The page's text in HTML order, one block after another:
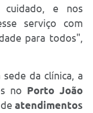
cuidado, e nos
serviço com
para todos",
da clínica, a
no Porto João
de atendimentos